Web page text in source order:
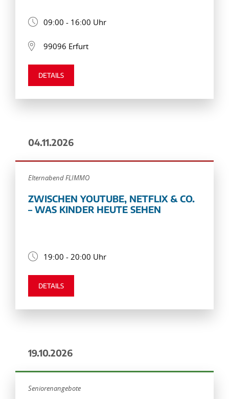
09:00 - 16:00 Uhr
99096 Erfurt
DETAILS
04.11.2026
Elternabend FLIMMO
ZWISCHEN YOUTUBE, NETFLIX & CO.
– WAS KINDER HEUTE SEHEN
19:00 - 20:00 Uhr
DETAILS
19.10.2026
Seniorenangebote